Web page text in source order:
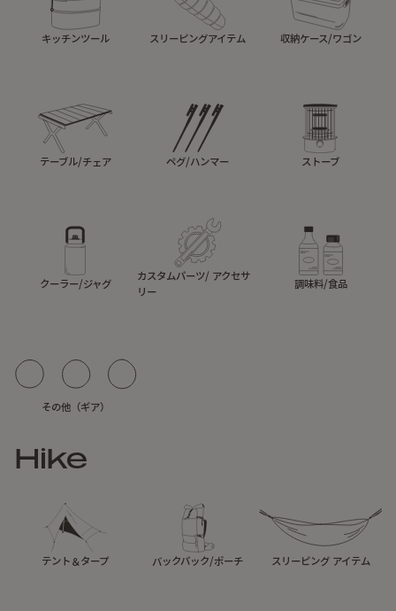
キッチンツール スリーピングアイテム 収納ケース/ワゴン
テーブル/チェア ペグ/ハンマー ストーブ
クーラー/ジャグ
カスタムパーツ/ アクセサ
リー
調味料/食品
その他（ギア）
Hike
テント＆タープ バックパック/ポーチ スリーピング アイテム